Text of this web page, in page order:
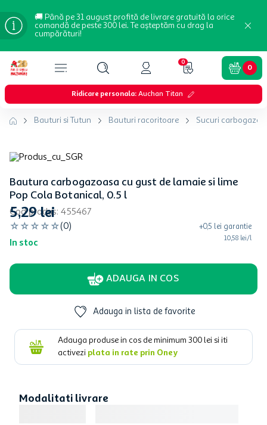
🚚 Până pe 31 august profită de livrare gratuită la orice
comandă de peste 300 lei. Te așteptăm cu drag la
cumpărături!
0
0
Ridicare personala: Auchan Titan
Bauturi si Tutun Bauturi racoritoare Sucuri
Bautura carbogazoasa cu gust de lamaie si lime
Pop Cola Botanical, 0.5 l
Cod produs: 455467
☆ ☆ ☆ ☆ ☆(0)
In stoc
5,29 lei
+0,5 lei garantie
10,58 lei/l
ADAUGA IN COS
Adauga in lista de favorite
Adauga produse in cos de minimum 300 lei si iti
activezi plata in rate prin Oney
Modalitati livrare